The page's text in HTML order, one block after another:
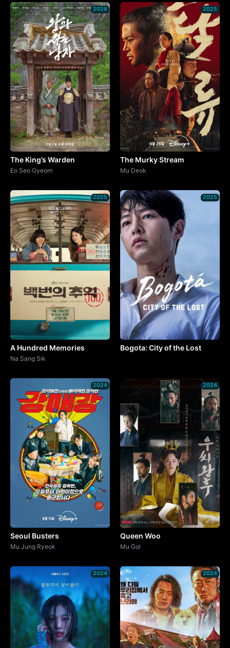
2026
The King’s Warden
Eo Seo Gyeom
2025
The Murky Stream
Mu Deok
2025
A Hundred Memories
Na Sang Sik
2025
Bogota: City of the Lost
2024
Seoul Busters
Mu Jung Ryeok
2024
Queen Woo
Mu Gol
2024 2024